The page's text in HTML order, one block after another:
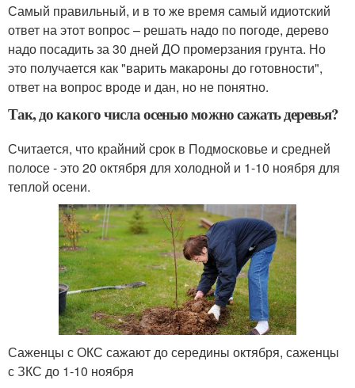
Самый правильный, и в то же время самый идиотский
ответ на этот вопрос – решать надо по погоде, дерево
надо посадить за 30 дней ДО промерзания грунта. Но
это получается как "варить макароны до готовности",
ответ на вопрос вроде и дан, но не понятно.
Так, до какого числа осенью можно сажать деревья?
Считается, что крайний срок в Подмосковье и средней
полосе - это 20 октября для холодной и 1-10 ноября для
теплой осени.
Саженцы с ОКС сажают до середины октября, саженцы
с ЗКС до 1-10 ноября